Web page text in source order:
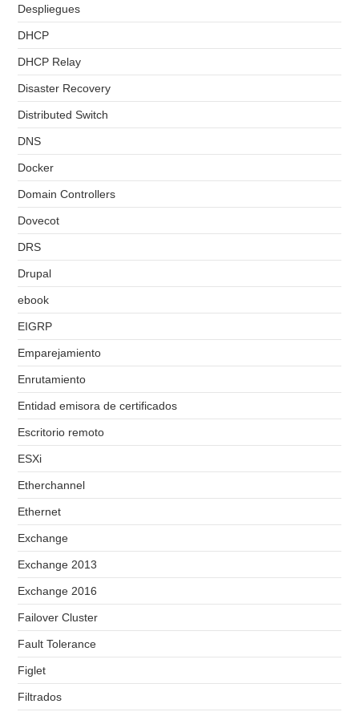
Despliegues
DHCP
DHCP Relay
Disaster Recovery
Distributed Switch
DNS
Docker
Domain Controllers
Dovecot
DRS
Drupal
ebook
EIGRP
Emparejamiento
Enrutamiento
Entidad emisora de certificados
Escritorio remoto
ESXi
Etherchannel
Ethernet
Exchange
Exchange 2013
Exchange 2016
Failover Cluster
Fault Tolerance
Figlet
Filtrados